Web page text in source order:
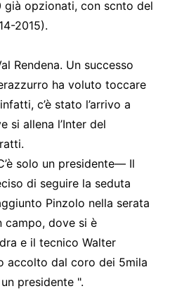
opzionati, con scnto del
2015).
Rendena. Un successo
ha voluto toccare
c’è stato l’arrivo a
si allena l’Inter del
solo un presidente— Il
di seguire la seduta
Pinzolo nella serata
campo, dove si è
e il tecnico Walter
accolto dal coro dei 5mila
presidente ".